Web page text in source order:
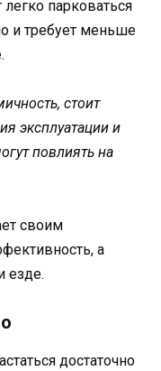
парковаться
и требует меньше
стоит
эксплуатации и
повлиять на
своим
а
езде.
достаточно